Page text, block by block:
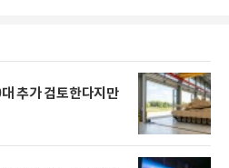
추가 검토한다지만